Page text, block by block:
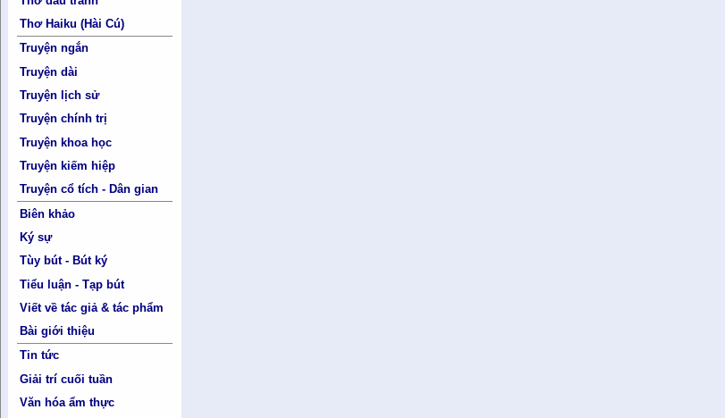
Thơ Haiku (Hài Cú)
Truyện ngắn
Truyện dài
Truyện lịch sử
Truyện chính trị
Truyện khoa học
Truyện kiếm hiệp
Truyện cổ tích - Dân gian
Biên khảo
Ký sự
Tùy bút - Bút ký
Tiểu luận - Tạp bút
Viết về tác giả & tác phẩm
Bài giới thiệu
Tin tức
Giải trí cuối tuần
Văn hóa ẩm thực